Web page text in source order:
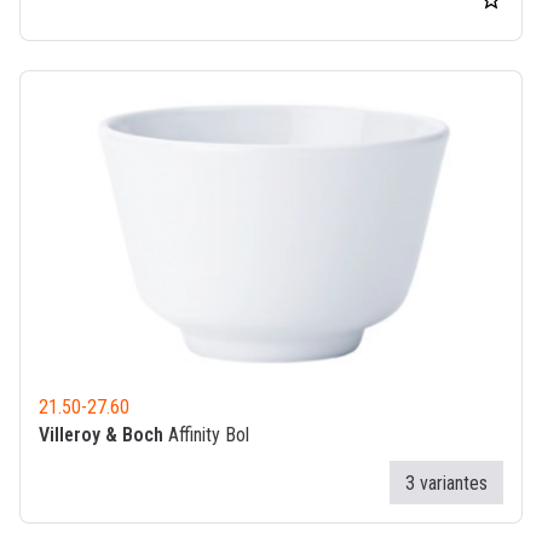
21.50-27.60
Villeroy & Boch Affinity Bol
3 variantes